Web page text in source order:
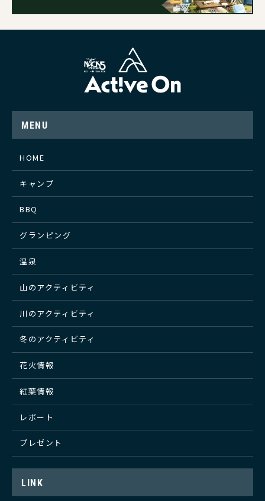
MENU
HOME
キャンプ
BBQ
グランピング
温泉
山のアクティビティ
川のアクティビティ
冬のアクティビティ
花火情報
紅葉情報
レポート
プレゼント
LINK